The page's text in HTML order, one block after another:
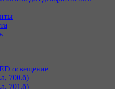
освещение
700.б)
701.б)